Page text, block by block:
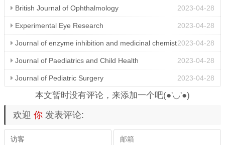
2023-04-28
British Journal of Ophthalmology
2023-04-28
Experimental Eye Research
2023-04-28
Journal of enzyme inhibition and medicinal chemist
ry 2023-04-28
Journal of Paediatrics and Child Health
2023-04-28
Journal of Pediatric Surgery
本文暂时没有评论，来添加一个吧(●'◡'●)
欢迎 你 发表评论: